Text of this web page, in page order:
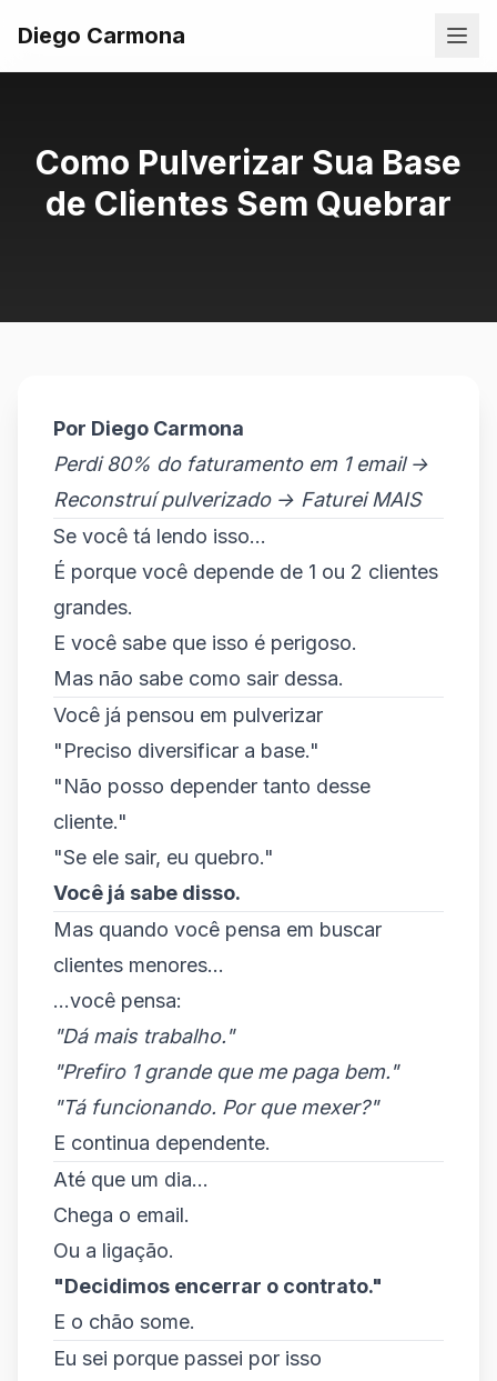
Diego Carmona
Como Pulverizar Sua Base
de Clientes Sem Quebrar
Por Diego Carmona
Perdi 80% do faturamento em 1 email →
Reconstruí pulverizado → Faturei MAIS
Se você tá lendo isso...
É porque você depende de 1 ou 2 clientes
grandes.
E você sabe que isso é perigoso.
Mas não sabe como sair dessa.
Você já pensou em pulverizar
"Preciso diversificar a base."
"Não posso depender tanto desse
cliente."
"Se ele sair, eu quebro."
Você já sabe disso.
Mas quando você pensa em buscar
clientes menores...
...você pensa:
"Dá mais trabalho."
"Prefiro 1 grande que me paga bem."
"Tá funcionando. Por que mexer?"
E continua dependente.
Até que um dia...
Chega o email.
Ou a ligação.
"Decidimos encerrar o contrato."
E o chão some.
Eu sei porque passei por isso